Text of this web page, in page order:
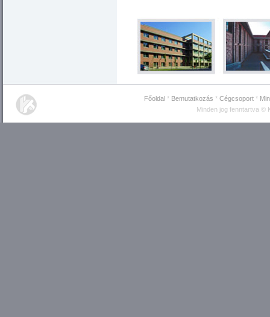
Főoldal * Bemutatkozás * Cégcsoport *
Minden jog fenntartva ©